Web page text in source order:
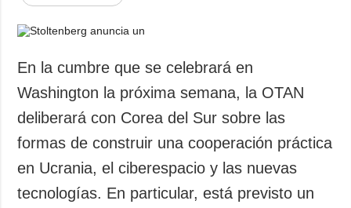
Política
Economía
Defensa
Sociedad y
Cultura
Desastres y
emergencias
privacidad y
protección de
datos personales
En la cumbre que se celebrará en
Washington la próxima semana, la OTAN
deliberará con Corea del Sur sobre las
formas de construir una cooperación práctica
en Ucrania, el ciberespacio y las nuevas
tecnologías. En particular, está previsto un